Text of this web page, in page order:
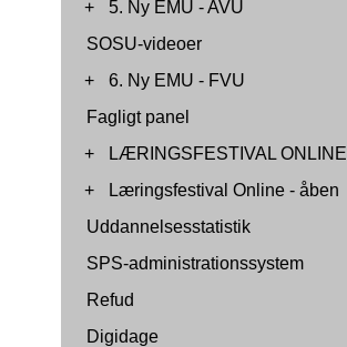
+
5. Ny EMU - AVU
SOSU-videoer
+
6. Ny EMU - FVU
Fagligt panel
+
LÆRINGSFESTIVAL ONLINE
+
Læringsfestival Online - åben
Uddannelsesstatistik
SPS-administrationssystem
Refud
Digidage